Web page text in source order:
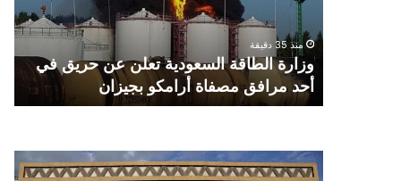
حريق
في
أحد
مرافق
مصفاة
أرامكو
منذ 35 دقيقة
وزارة الطاقة السعودية تعلن عن حريق في
أحد مرافق مصفاة أرامكو بجيزان
صنعاء..
البنك